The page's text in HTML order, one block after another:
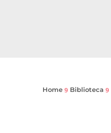
Home 9 Biblioteca 9